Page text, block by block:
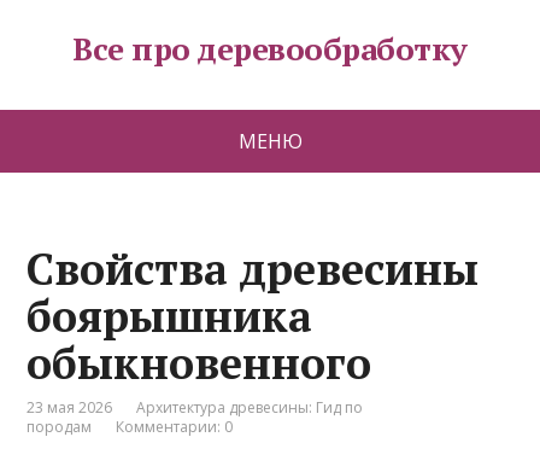
Все про деревообработку
МЕНЮ
Свойства древесины
боярышника
обыкновенного
23 мая 2026
Архитектура древесины: Гид по
породам
Комментарии: 0